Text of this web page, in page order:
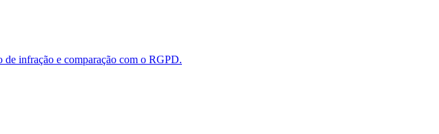
infração e comparação com o RGPD.